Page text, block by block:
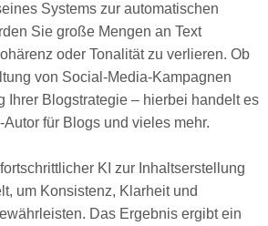
Systems zur automatischen
Sie große Mengen an Text
oder Tonalität zu verlieren. Ob
von Social-Media-Kampagnen
Ihrer Blogstrategie – hierbei handelt es
für Blogs und vieles mehr.
KI zur Inhaltserstellung
um Konsistenz, Klarheit und
Das Ergebnis ergibt ein